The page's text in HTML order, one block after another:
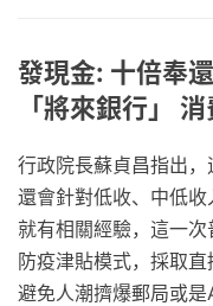
發現金: 十倍奉
「將來銀行」
行政院長蘇貞昌指出
還會針對低收、中低
就有相關經驗，這一
防疫津貼模式，採取直
避免人潮擠爆郵局或